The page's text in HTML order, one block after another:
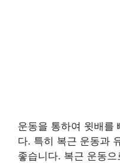
운동을 통하여 윗배를
다. 특히 복근 운동과
좋습니다. 복근 운동